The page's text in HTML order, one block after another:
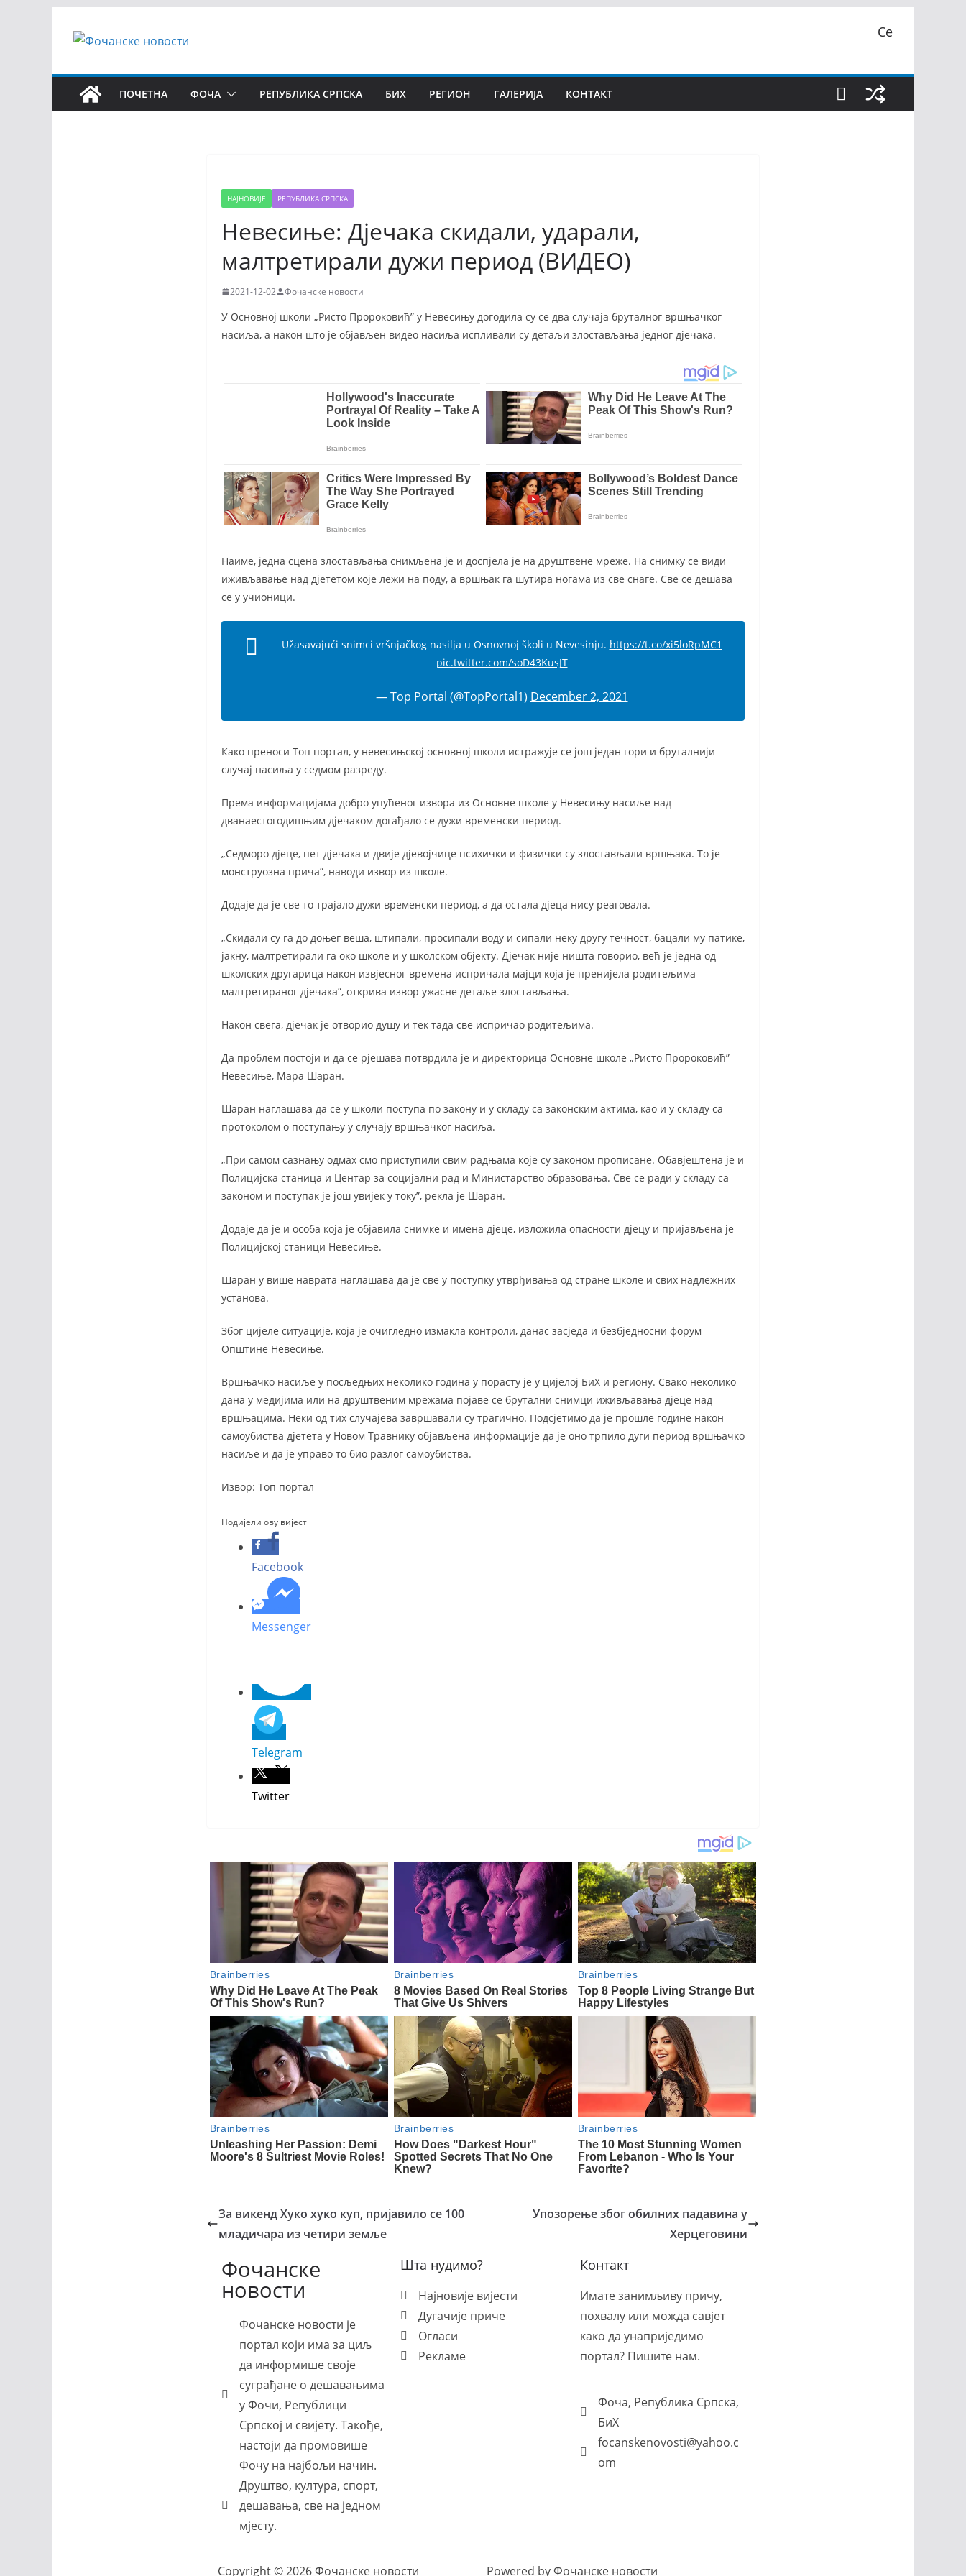
Се
ПОЧЕТНА ФОЧА РЕПУБЛИКА СРПСКА БИХ РЕГИОН ГАЛЕРИЈА КОНТАКТ
НАЈНОВИЈЕ РЕПУБЛИКА СРПСКА
Невесиње: Дјечака скидали, ударали,
малтретирали дужи период (ВИДЕО)
2021-12-02 Фочанске новости
У Основној школи „Ристо Пророковић” у Невесињу догодила су се два случаја бруталног вршњачког
насиља, а након што је објављен видео насиља испливали су детаљи злостављања једног дјечака.
Наиме, једна сцена злостављања снимљена је и доспјела је на друштвене мреже. На снимку се види
иживљавање над дјететом које лежи на поду, а вршњак га шутира ногама из све снаге. Све се дешава
се у учионици.
Užasavajući snimci vršnjačkog nasilja u Osnovnoj školi u Nevesinju. https://t.co/xi5loRpMC1
pic.twitter.com/soD43KusJT
— Top Portal (@TopPortal1) December 2, 2021
Како преноси Топ портал, у невесињској основној школи истражује се још један гори и бруталнији
случај насиља у седмом разреду.
Према информацијама добро упућеног извора из Основне школе у Невесињу насиље над
дванаестогодишњим дјечаком догађало се дужи временски период.
„Седморо дјеце, пет дјечака и двије дјевојчице психички и физички су злостављали вршњака. То је
монструозна прича”, наводи извор из школе.
Додаје да је све то трајало дужи временски период, а да остала дјеца нису реаговала.
„Скидали су га до доњег веша, штипали, просипали воду и сипали неку другу течност, бацали му патике,
јакну, малтретирали га око школе и у школском објекту. Дјечак није ништа говорио, већ је једна од
школских другарица након извјесног времена испричала мајци која је пренијела родитељима
малтретираног дјечака”, открива извор ужасне детаље злостављања.
Након свега, дјечак је отворио душу и тек тада све испричао родитељима.
Да проблем постоји и да се рјешава потврдила је и директорица Основне школе „Ристо Пророковић”
Невесиње, Мара Шаран.
Шаран наглашава да се у школи поступа по закону и у складу са законским актима, као и у складу са
протоколом о поступању у случају вршњачког насиља.
„При самом сазнању одмах смо приступили свим радњама које су законом прописане. Обавјештена је и
Полицијска станица и Центар за социјални рад и Министарство образовања. Све се ради у складу са
законом и поступак је још увијек у току”, рекла је Шаран.
Додаје да је и особа која је објавила снимке и имена дјеце, изложила опасности дјецу и пријављена је
Полицијској станици Невесиње.
Шаран у више наврата наглашава да је све у поступку утврђивања од стране школе и свих надлежних
установа.
Због цијеле ситуације, која је очигледно измакла контроли, данас засједа и безбједносни форум
Општине Невесиње.
Вршњачко насиље у посљедњих неколико година у порасту је у цијелој БиХ и региону. Свако неколико
дана у медијима или на друштвеним мрежама појаве се брутални снимци иживљавања дјеце над
вршњацима. Неки од тих случајева завршавали су трагично. Подсјетимо да је прошле године након
самоубиства дјетета у Новом Травнику објављена информације да је оно трпило дуги период вршњачко
насиље и да је управо то био разлог самоубиства.
Извор: Топ портал
Подијели ову вијест
Facebook
Messenger
Telegram
Twitter
За викенд Хуко хуко куп, пријaвило се 100
младичара из четири земље
Упозорење због обилних падавина у
Херцеговини
Фочанске
новости
Фочанске новости је
портал који има за циљ
да информише своје
суграђане о дешавањима
у Фочи, Републици
Српској и свијету. Такође,
настоји да промовише
Фочу на најбољи начин.
Друштво, култура, спорт,
дешавања, све на једном
мјесту.
Шта нудимо?
Најновије вијести
Дугачије приче
Огласи
Рекламе
Контакт
Имате занимљиву причу,
похвалу или можда савјет
како да унаприједимо
портал? Пишите нам.
Фоча, Република Српска,
БиХ
focanskenovosti@yahoo.c
om
Copyright © 2026 Фочанске новости Powered by Фочанске новости